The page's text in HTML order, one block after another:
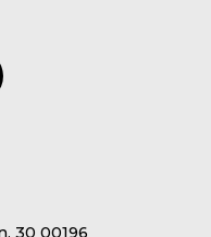
30 00196